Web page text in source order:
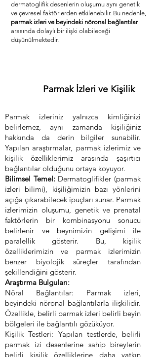
dermatoglifik desenlerin oluşumu aynı genetik
ve çevresel faktörlerden etkilenebilir. Bu nedenle,
parmak izleri ve beyindeki nöronal bağlantılar
arasında dolaylı bir ilişki olabileceği
düşünülmektedir.
Parmak İzleri ve Kişilik
Parmak izleriniz yalnızca kimliğinizi
belirlemez, aynı zamanda kişiliğiniz
hakkında da derin bilgiler sunabilir.
Yapılan araştırmalar, parmak izlerimiz ve
kişilik özelliklerimiz arasında şaşırtıcı
bağlantılar olduğunu ortaya koyuyor.
Bilimsel Temel:Dermatoglifikler (parmak
izleri bilimi), kişiliğimizin bazı yönlerini
açığa çıkarabilecek ipuçları sunar. Parmak
izlerimizin oluşumu, genetik ve prenatal
faktörlerin bir kombinasyonu sonucu
belirlenir ve beynimizin gelişimi ile
paralellik gösterir. Bu, kişilik
özelliklerimizin ve parmak izlerimizin
benzer biyolojik süreçler tarafından
şekillendiğini gösterir.
Araştırma Bulguları:
Nöral Bağlantılar: Parmak izleri,
beyindeki nöronal bağlantılarla ilişkilidir.
Özellikle, belirli parmak izleri belirli beyin
bölgeleri ile bağlantılı gözüküyor.
Kişilik Testleri: Yapılan testlerde, belirli
parmak izi desenlerine sahip bireylerin
belirli kişilik özelliklerine daha yatkın